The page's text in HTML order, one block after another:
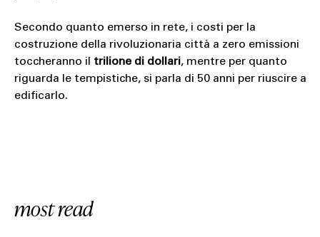
Secondo quanto emerso in rete, i costi per la
costruzione della rivoluzionaria città a zero emissioni
toccheranno il trilione di dollari, mentre per quanto
riguarda le tempistiche, si parla di 50 anni per riuscire a
edificarlo.
most read